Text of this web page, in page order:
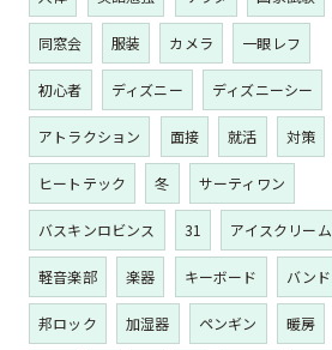
同窓会 服装 カメラ 一眼レフ
初心者 ディズニー ディズニーシー
アトラクション 面接 就活 対策
ヒートテック 冬 サーティワン
バスキンロビンス 31 アイスクリーム
軽音楽部 楽器 キーボード バンド
邦ロック 加湿器 ペンギン 暖房